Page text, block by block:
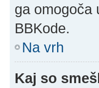
ga omogoča
BBKode.
Na vrh
Kaj so